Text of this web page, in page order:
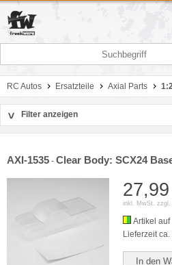
RC Autos Ersatzteile Axial Parts
> Filter anzeigen
AXI-1535 - Clear Body: SCX24
27,99
inkl. MwSt. zzgl.
Artikel
Lieferzeit
In den